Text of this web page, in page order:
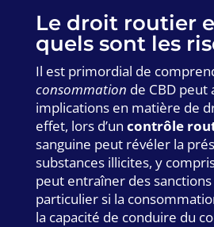
Le droit routier
quels sont les
Il est primordial de
consommation de CBD peut
implications en matière de
effet, lors d’un contrôle
sanguine peut révéler la
substances illicites, y
peut entraîner des
particulier si la
la capacité de conduire du